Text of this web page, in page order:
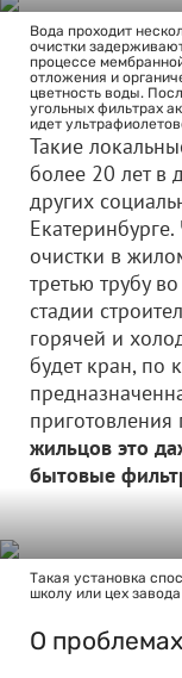
Вода проходит
очистки
процессе
отложения и
цветность воды.
угольных фильтрах
идет
Такие
более 20 лет в
других
очистки в
третью трубу
стадии
горячей и
будет кран, по
жильцов это
бытовые
Такая установка
школу или цех завода
О